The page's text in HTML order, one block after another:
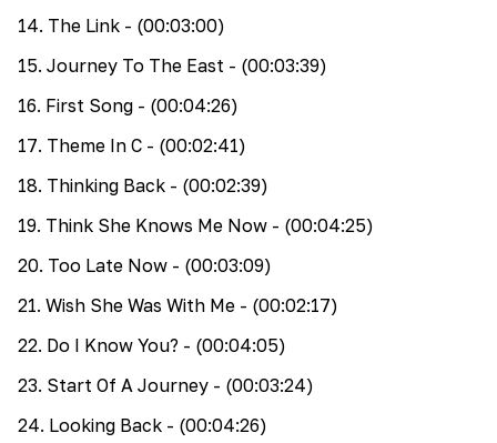
14. The Link - (00:03:00)
15. Journey To The East - (00:03:39)
16. First Song - (00:04:26)
17. Theme In C - (00:02:41)
18. Thinking Back - (00:02:39)
19. Think She Knows Me Now - (00:04:25)
20. Too Late Now - (00:03:09)
21. Wish She Was With Me - (00:02:17)
22. Do I Know You? - (00:04:05)
23. Start Of A Journey - (00:03:24)
24. Looking Back - (00:04:26)